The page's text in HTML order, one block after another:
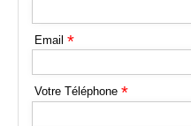
Email *
Votre Téléphone *